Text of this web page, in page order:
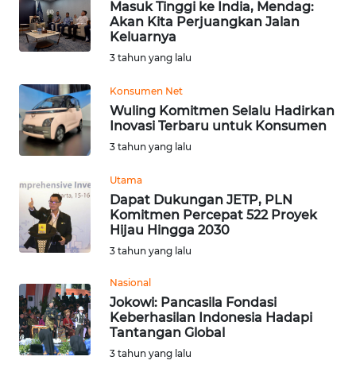
Masuk Tinggi ke India, Mendag:
Akan Kita Perjuangkan Jalan
Keluarnya
3 tahun yang lalu
Konsumen Net
Wuling Komitmen Selalu Hadirkan
Inovasi Terbaru untuk Konsumen
3 tahun yang lalu
Utama
Dapat Dukungan JETP, PLN
Komitmen Percepat 522 Proyek
Hijau Hingga 2030
3 tahun yang lalu
Nasional
Jokowi: Pancasila Fondasi
Keberhasilan Indonesia Hadapi
Tantangan Global
3 tahun yang lalu
WN
SUMEDANG
WN
CIANJUR
WN
SERIBU
WN
TANGERANG
WN
BINJAI
WN